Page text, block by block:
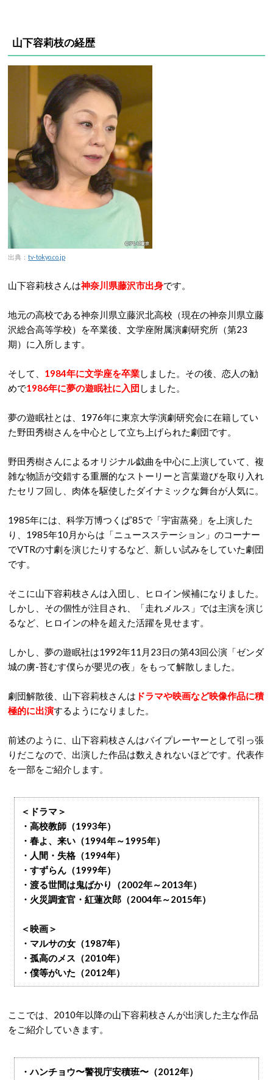
山下容莉枝の経歴
出典： tv-tokyo.co.jp
山下容莉枝さんは神奈川県藤沢市出身です。
地元の高校である神奈川県立藤沢北高校（現在の神奈川県立藤
沢総合高等学校）を卒業後、文学座附属演劇研究所（第23
期）に入所します。
そして、 1984年に文学座を卒業しました。その後、恋人の勧
めで1986年に夢の遊眠社に入団 しました。
夢の遊眠社とは、1976年に東京大学演劇研究会に在籍してい
た野田秀樹さんを中心として立ち上げられた劇団です。
野田秀樹さんによるオリジナル戯曲を中心に上演していて、複
雑な物語が交錯する重層的なストーリーと言葉遊びを取り入れ
たセリフ回し、肉体を駆使したダイナミックな舞台が人気に。
1985年には、科学万博つくば’85で「宇宙蒸発」を上演した
り、1985年10月からは「ニュースステーション」のコーナー
でVTRの寸劇を演じたりするなど、新しい試みをしていた劇団
です。
そこに山下容莉枝さんは入団し、ヒロイン候補になりました。
しかし、その個性が注目され、「走れメルス」では主演を演じ
るなど、ヒロインの枠を超えた活躍を見せます。
しかし、夢の遊眠社は1992年11月23日の第43回公演「ゼンダ
城の虜-苔むす僕らが嬰児の夜」をもって解散しました。
劇団解散後、山下容莉枝さんは ドラマや映画など映像作品に積
極的に出演するようになりました。
前述のように、山下容莉枝さんはバイプレーヤーとして引っ張
りだこなので、出演した作品は数えきれないほどです。代表作
を一部をご紹介します。
＜ドラマ＞
・高校教師（1993年）
・春よ、来い（1994年～1995年）
・人間・失格（1994年）
・すずらん（1999年）
・渡る世間は鬼ばかり（2002年～2013年）
・火災調査官・紅蓮次郎（2004年～2015年）
＜映画＞
・マルサの女（1987年）
・孤高のメス（2010年）
・僕等がいた（2012年）
ここでは、2010年以降の山下容莉枝さんが出演した主な作品
をご紹介していきます。
・ハンチョウ〜警視庁安積班〜（2012年）